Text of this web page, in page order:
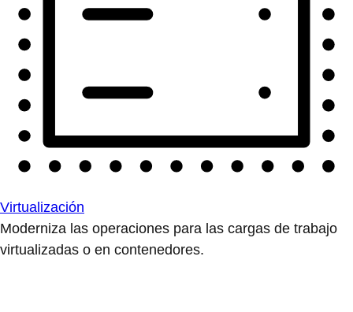
Virtualización
Moderniza las operaciones para las cargas de trabajo
virtualizadas o en contenedores.